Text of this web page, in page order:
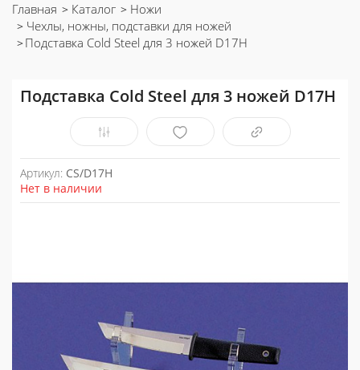
Главная Каталог
Ножи
Чехлы, ножны, подставки для ножей
Подставка Cold Steel для 3 ножей D17H
Подставка Cold Steel для 3 ножей D17H
Артикул: CS/D17H
Нет в наличии